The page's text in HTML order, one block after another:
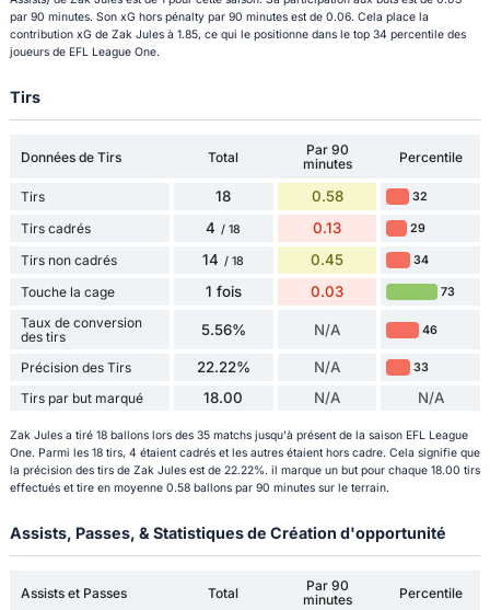
par 90 minutes. Son xG hors pénalty par 90 minutes est de 0.06. Cela place la
contribution xG de Zak Jules à 1.85, ce qui le positionne dans le top 34 percentile des
joueurs de EFL League One.
Tirs
Données de Tirs Total
Par 90
minutes
Percentile
Tirs 18 0.58 32
Tirs cadrés 4 / 18 0.13 29
Tirs non cadrés 14 / 18 0.45 34
Touche la cage 1 fois 0.03 73
Taux de conversion
des tirs
5.56% N/A 46
Précision des Tirs 22.22% N/A 33
Tirs par but marqué 18.00 N/A N/A
Zak Jules a tiré 18 ballons lors des 35 matchs jusqu'à présent de la saison EFL League
One. Parmi les 18 tirs, 4 étaient cadrés et les autres étaient hors cadre. Cela signifie que
la précision des tirs de Zak Jules est de 22.22%. il marque un but pour chaque 18.00 tirs
effectués et tire en moyenne 0.58 ballons par 90 minutes sur le terrain.
Assists, Passes, & Statistiques de Création d'opportunité
Assists et Passes Total
Par 90
minutes
Percentile